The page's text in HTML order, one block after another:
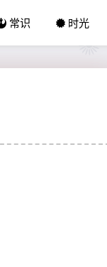
常识 时光